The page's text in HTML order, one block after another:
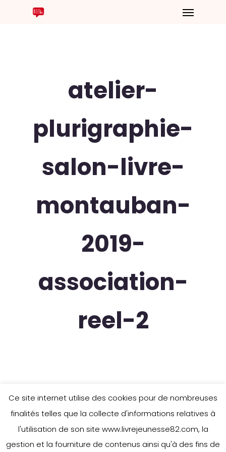
atelier-
plurigraphie-
salon-livre-
montauban-
2019-
association-
reel-2
Ce site internet utilise des cookies pour de nombreuses
finalités telles que la collecte d'informations relatives à
l'utilisation de son site www.livrejeunesse82.com, la
gestion et la fourniture de contenus ainsi qu'à des fins de